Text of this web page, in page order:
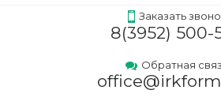
Заказать
8(3952) 500-
Обратная